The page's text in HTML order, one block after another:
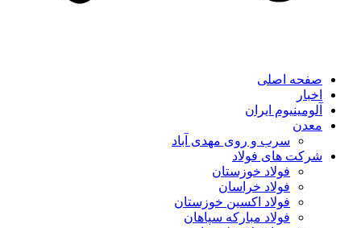
صفحه اصلی
اخبار
آلومینیوم ایران
معدن
سرب و روی مهدی آباد
شرکت های فولاد
فولاد خوزستان
فولاد خراسان
فولاد اکسین خوزستان
فولاد مبارکه سپاهان